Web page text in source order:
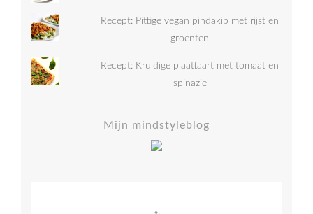
Recept: Pittige vegan pindakip met rijst en
groenten
Recept: Kruidige plaattaart met tomaat en
spinazie
Mijn mindstyleblog